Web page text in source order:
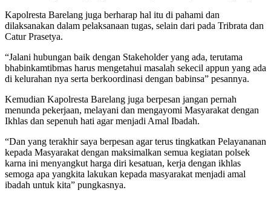
Kapolresta Barelang juga berharap hal itu di pahami dan
dilaksanakan dalam pelaksanaan tugas, selain dari pada Tribrata dan
Catur Prasetya.
“Jalani hubungan baik dengan Stakeholder yang ada, terutama
bhabinkamtibmas harus mengetahui masalah sekecil appun yang ada
di kelurahan nya serta berkoordinasi dengan babinsa” pesannya.
Kemudian Kapolresta Barelang juga berpesan jangan pernah
menunda pekerjaan, melayani dan mengayomi Masyarakat dengan
Ikhlas dan sepenuh hati agar menjadi Amal Ibadah.
“Dan yang terakhir saya berpesan agar terus tingkatkan Pelayananan
kepada Masyarakat dengan maksimalkan semua kegiatan polsek
karna ini menyangkut harga diri kesatuan, kerja dengan ikhlas
semoga apa yangkita lakukan kepada masyarakat menjadi amal
ibadah untuk kita” pungkasnya.